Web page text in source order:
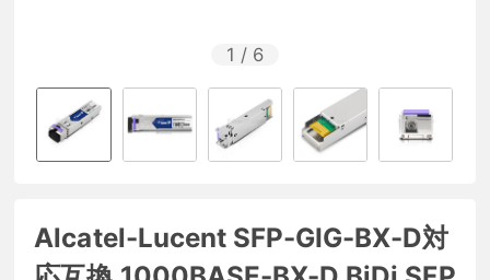
1 / 6
Alcatel-Lucent SFP-GIG-BX-D対